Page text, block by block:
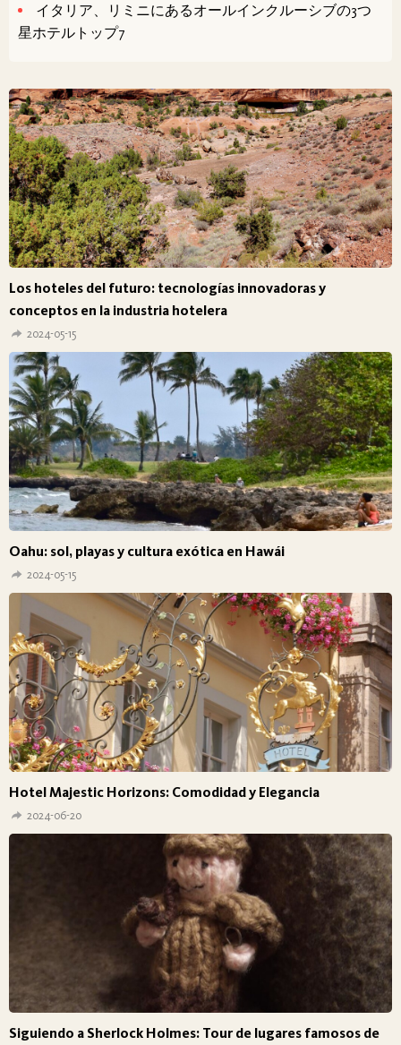
イタリア、リミニにあるオールインクルーシブの3つ
星ホテルトップ7
Los hoteles del futuro: tecnologías innovadoras y
conceptos en la industria hotelera
2024-05-15
Oahu: sol, playas y cultura exótica en Hawái
2024-05-15
Hotel Majestic Horizons: Comodidad y Elegancia
2024-06-20
Siguiendo a Sherlock Holmes: Tour de lugares famosos de